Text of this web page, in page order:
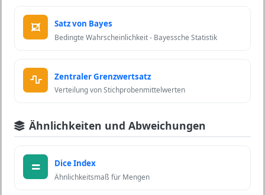
Satz von Bayes
Bedingte Wahrscheinlichkeit - Bayessche Statistik
Zentraler Grenzwertsatz
Verteilung von Stichprobenmittelwerten
Ähnlichkeiten und Abweichungen
Dice Index
Ähnlichkeitsmaß für Mengen